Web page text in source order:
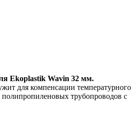
Ekoplastik Wavin 32 мм.
для компенсации температурного
трубопроводов с